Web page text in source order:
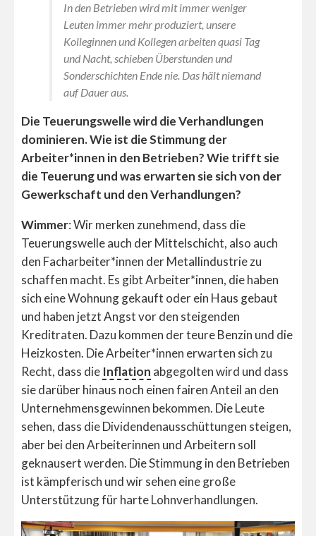
In den Betrieben wird mit immer weniger
Leuten immer mehr produziert, unsere
Kolleginnen und Kollegen arbeiten quasi Tag
und Nacht, schieben Überstunden und
Sonderschichten Ende nie. Das hält niemand
auf Dauer aus.
Die Teuerungswelle wird die Verhandlungen
dominieren. Wie ist die Stimmung der
Arbeiter*innen in den Betrieben? Wie trifft sie
die Teuerung und was erwarten sie sich von der
Gewerkschaft und den Verhandlungen?
Wimmer: Wir merken zunehmend, dass die
Teuerungswelle auch der Mittelschicht, also auch
den Facharbeiter*innen der Metallindustrie zu
schaffen macht. Es gibt Arbeiter*innen, die haben
sich eine Wohnung gekauft oder ein Haus gebaut
und haben jetzt Angst vor den steigenden
Kreditraten. Dazu kommen der teure Benzin und die
Heizkosten. Die Arbeiter*innen erwarten sich zu
Recht, dass die Inflation abgegolten wird und dass
sie darüber hinaus noch einen fairen Anteil an den
Unternehmensgewinnen bekommen. Die Leute
sehen, dass die Dividendenausschüttungen steigen,
aber bei den Arbeiterinnen und Arbeitern soll
geknausert werden. Die Stimmung in den Betrieben
ist kämpferisch und wir sehen eine große
Unterstützung für harte Lohnverhandlungen.